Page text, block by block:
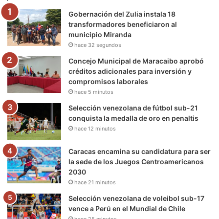
o
r
e
r
a
m
a
Gobernación del Zulia instala 18
transformadores beneficiaron al
municipio Miranda
hace 32 segundos
Concejo Municipal de Maracaibo aprobó
créditos adicionales para inversión y
compromisos laborales
hace 5 minutos
Selección venezolana de fútbol sub-21
conquista la medalla de oro en penaltis
hace 12 minutos
Caracas encamina su candidatura para ser
la sede de los Juegos Centroamericanos
2030
hace 21 minutos
Selección venezolana de voleibol sub-17
vence a Perú en el Mundial de Chile